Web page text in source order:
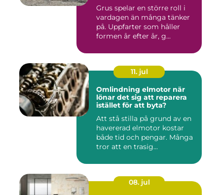
Grus spelar en större roll i
vardagen än många tänker
på. Uppfarter som håller
formen år efter år, g...
11. jul
Omlindning elmotor när
lönar det sig att reparera
istället för att byta?
Att stå stilla på grund av en
havererad elmotor kostar
både tid och pengar. Många
tror att en trasig...
08. jul